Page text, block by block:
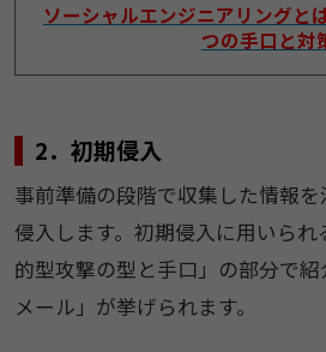
ソーシャルエンジニアリングと
つの手口と対
​​2．初期侵入​
事前準備の段階で収集した情報
侵入します。初期侵入に用いら
的型攻撃の型と手口」の部分で
メール」が挙げられます。​